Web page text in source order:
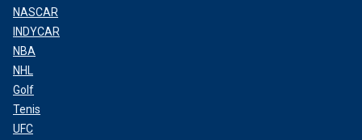
NASCAR
INDYCAR
NBA
NHL
Golf
Tenis
UFC